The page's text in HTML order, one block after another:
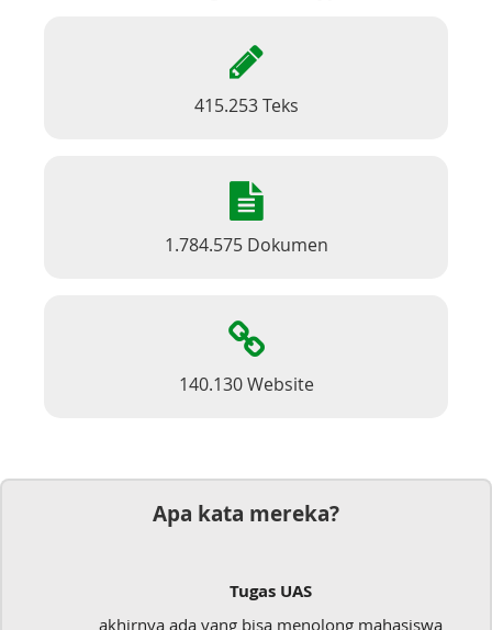
415.253 Teks
1.784.575 Dokumen
140.130 Website
Apa kata mereka?
Tugas UAS
akhirnya ada yang bisa menolong mahasiswa